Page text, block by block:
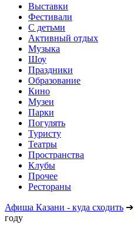
Выставки
Фестивали
С детьми
Активный отдых
Музыка
Шоу
Праздники
Образование
Кино
Музеи
Парки
Погулять
Туристу
Театры
Пространства
Клубы
Прочее
Рестораны
Афиша Казани - куда сходить ➔
году